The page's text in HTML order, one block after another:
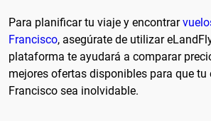
Para planificar tu viaje y encontrar
Francisco, asegúrate de utilizar
plataforma te ayudará a comparar
mejores ofertas disponibles para que tu
Francisco sea inolvidable.